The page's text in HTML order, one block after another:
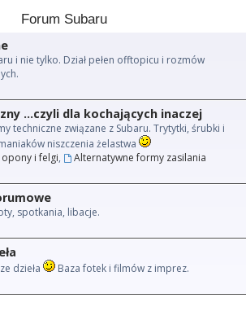
Forum Subaru
i nie tylko. Dział pełen offtopicu i rozmów
...czyli dla kochających inaczej
techniczne związane z Subaru. Trytytki, śrubki i
niszczenia żelastwa
opony i felgi,
Alternatywne formy zasilania
spotkania, libacje.
dzieła
Baza fotek i filmów z imprez.